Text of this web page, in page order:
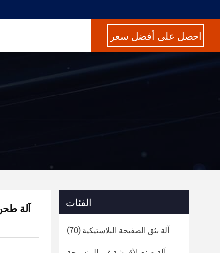
احصل على أفضل سعر
الفئات
آلة بثق الصفيحة البلاستيكية (70)